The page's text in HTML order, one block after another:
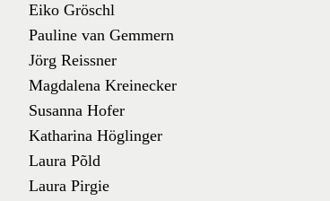
Eiko Gröschl
Pauline van Gemmern
Jörg Reissner
Magdalena Kreinecker
Susanna Hofer
Katharina Höglinger
Laura Põld
Laura Pirgie